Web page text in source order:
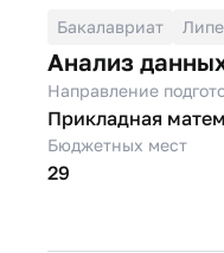
Бакалавриат
Анализ
Направление
Прикладная
Бюджетных мест
29